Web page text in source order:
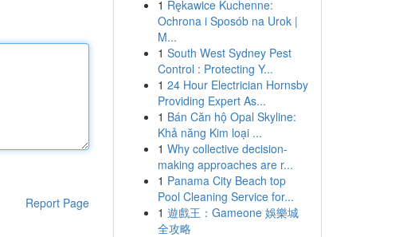
Report Page
1 Rękawice Kuchenne:
Ochrona i Sposób na Urok |
M...
1 South West Sydney Pest
Control : Protecting Y...
1 24 Hour Electrician Hornsby
Providing Expert As...
1 Bán Căn hộ Opal Skyline:
Khả năng Kim loại ...
1 Why collective decision-
making approaches are r...
1 Panama City Beach top
Pool Cleaning Service for...
1 遊戲王：Gameone 娛樂城
全攻略